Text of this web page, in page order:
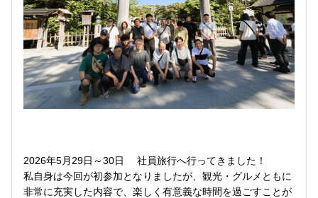
2026年5月29日～30日 社員旅行へ行ってきました！
私自身は今回が初参加となりましたが、観光・グルメともに
非常に充実した内容で、楽しく有意義な時間を過ごすことが